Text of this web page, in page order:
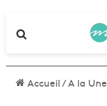
Accueil/A la Une